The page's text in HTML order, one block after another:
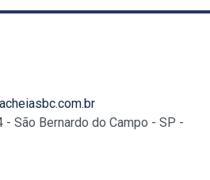
- São Bernardo do Campo - SP -